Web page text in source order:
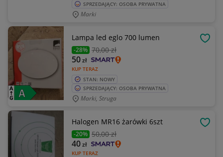
SPRZEDAJĄCY: OSOBA PRYWATNA
Marki
Lampa led eglo 700 lumen
-28% 70,00 zł
KUP TERAZ
50zł
STAN: NOWY
SPRZEDAJĄCY: OSOBA PRYWATNA
Marki, Struga
Halogen MR16 żarówki 6szt
-20% 50,00 zł
KUP TERAZ
40zł